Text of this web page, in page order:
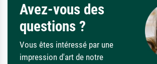
Avez-vous des
questions ?
Vous êtes intéressé par une
impression d'art de notre